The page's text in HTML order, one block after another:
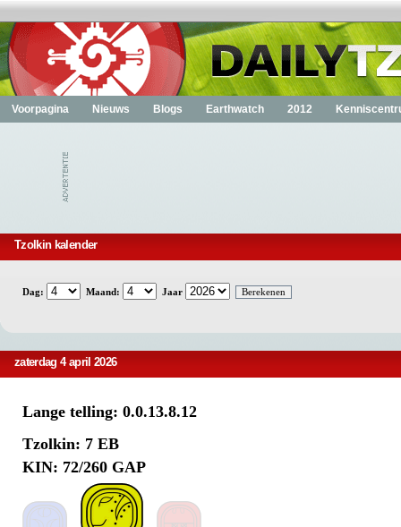
Voorpagina Nieuws Blogs Earthwatch 2012
Tzolkin kalender
Dag: Maand: Jaar
zaterdag 4 april 2026
Lange telling: 0.0.13.8.12
Tzolkin: 7 EB
KIN: 72/260 GAP